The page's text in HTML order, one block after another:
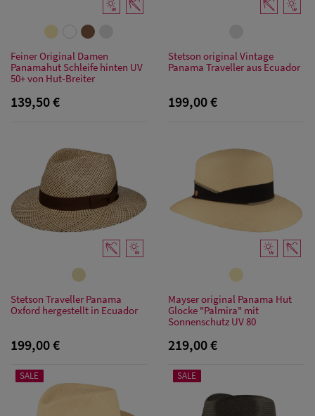
Feiner Original Damen
Panamahut Schleife hinten UV
50+ von Hut-Breiter
139,50 €
Stetson original Vintage
Panama Traveller aus Ecuador
199,00 €
Stetson Traveller Panama
Oxford hergestellt in Ecuador
199,00 €
Mayser original Panama Hut
Glocke "Palmira" mit
Sonnenschutz UV 80
219,00 €
SALE SALE